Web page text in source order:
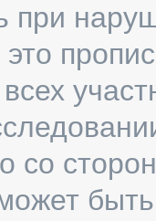
при
со